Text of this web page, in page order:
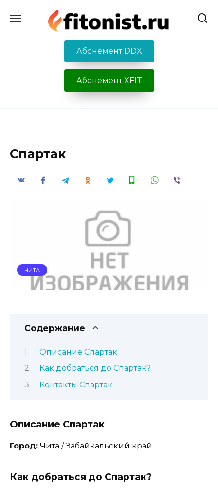
содержанию
Абонемент DDX
Абонемент XFIT
Спартак
ЧИТА
Содержание
Описание Спартак
Как добраться до Спартак?
Контакты Спартак
Описание Спартак
Город: Чита / Забайкальский край
Как добраться до Спартак?